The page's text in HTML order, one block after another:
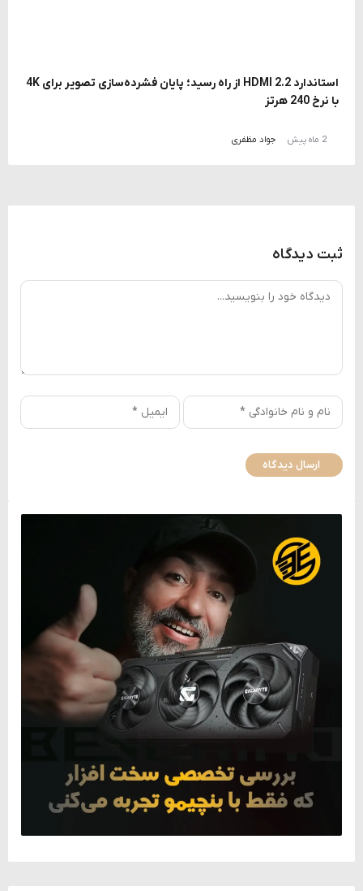
استاندارد HDMI 2.2 از راه رسید؛ پایان فشرده‌سازی تصویر برای 4K
با نرخ 240 هرتز
2 ماه پیش جواد مظفری
ثبت دیدگاه